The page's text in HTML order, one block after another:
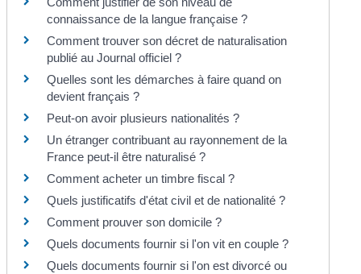
connaissance de la langue française ?
Comment trouver son décret de naturalisation
publié au Journal officiel ?
Quelles sont les démarches à faire quand on
devient français ?
Peut-on avoir plusieurs nationalités ?
Un étranger contribuant au rayonnement de la
France peut-il être naturalisé ?
Comment acheter un timbre fiscal ?
Quels justificatifs d'état civil et de nationalité ?
Comment prouver son domicile ?
Quels documents fournir si l'on vit en couple ?
Quels documents fournir si l'on est divorcé ou